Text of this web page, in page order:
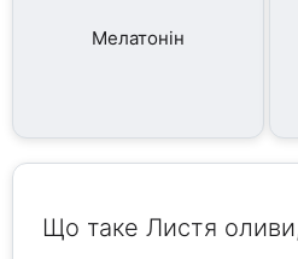
Мелатонін
Що таке Листя